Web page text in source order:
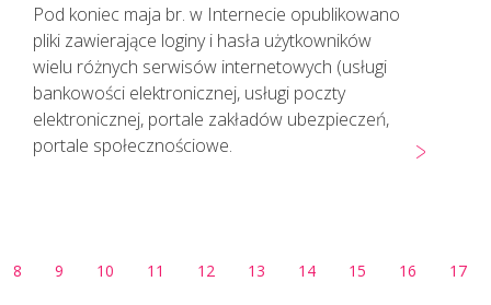
Pod koniec maja br. w Internecie opublikowano
pliki zawierające loginy i hasła użytkowników
wielu różnych serwisów internetowych (usługi
bankowości elektronicznej, usługi poczty
elektronicznej, portale zakładów ubezpieczeń,
portale społecznościowe.
8 9 10 11 12 13 14 15 16 17